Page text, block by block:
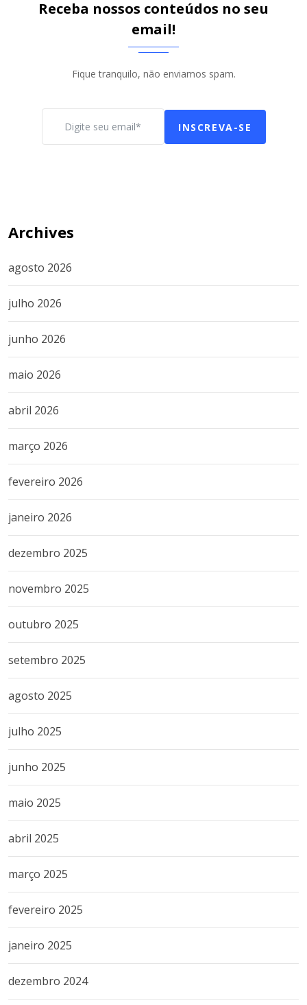
Receba nossos conteúdos no seu
email!
Fique tranquilo, não enviamos spam.
INSCREVA-SE
Archives
agosto 2026
julho 2026
junho 2026
maio 2026
abril 2026
março 2026
fevereiro 2026
janeiro 2026
dezembro 2025
novembro 2025
outubro 2025
setembro 2025
agosto 2025
julho 2025
junho 2025
maio 2025
abril 2025
março 2025
fevereiro 2025
janeiro 2025
dezembro 2024